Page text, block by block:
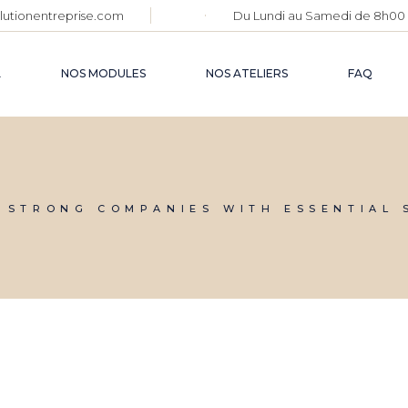
Du Lundi au Samedi de 8h00
NOS MODULES NOS ATELIERS FAQ
COMPANIES WITH ESSENTIAL